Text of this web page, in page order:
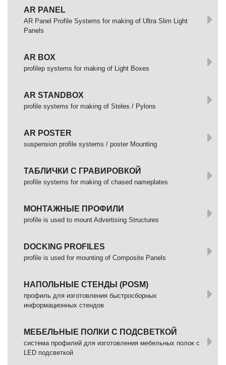
AR PANEL
AR Panel Profile Systems for making of Ultra Slim Light
Panels
AR BOX
profilep systems for making of Light Boxes
AR STANDBOX
profile systems for making of Steles / Pylons
AR POSTER
suspension profile systems / poster Mounting
ТАБЛИЧКИ С ГРАВИРОВКОЙ
profile systems for making of chased nameplates
МОНТАЖНЫЕ ПРОФИЛИ
profile is used to mount Advertising Structures
DOCKING PROFILES
profile is used for mounting of Composite Panels
НАПОЛЬНЫЕ СТЕНДЫ (POSM)
профиль для изготовления быстросборных
информационных стендов
МЕБЕЛЬНЫЕ ПОЛКИ С ПОДСВЕТКОЙ
cистема профилей для изготовления мебельных полок с
LED подсветкой